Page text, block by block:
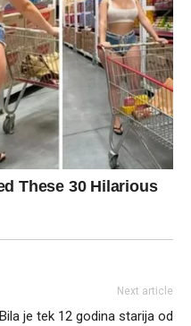
Next article
Bila je tek 12 godina starija od